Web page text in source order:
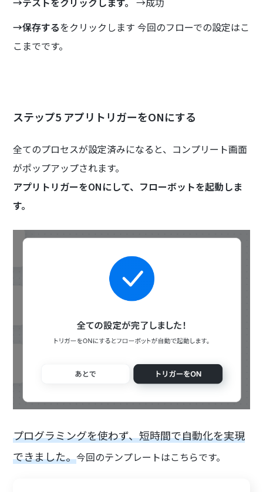
→保存するをクリックします 今回のフローでの設定はこ
こまでです。
ステップ5 アプリトリガーをONにする
全てのプロセスが設定済みになると、コンプリート画面
がポップアップされます。
アプリトリガーをONにして、フローボットを起動しま
す。
プログラミングを使わず、短時間で自動化を実現
できました。今回のテンプレートはこちらです。